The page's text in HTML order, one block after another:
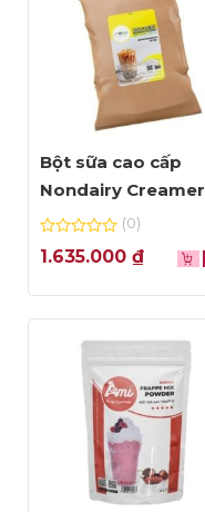
Bột sữa cao cấp
Nondairy Creamer
hiệu DESA – bao
25kg
0
out
(0)
1.635.000 ₫